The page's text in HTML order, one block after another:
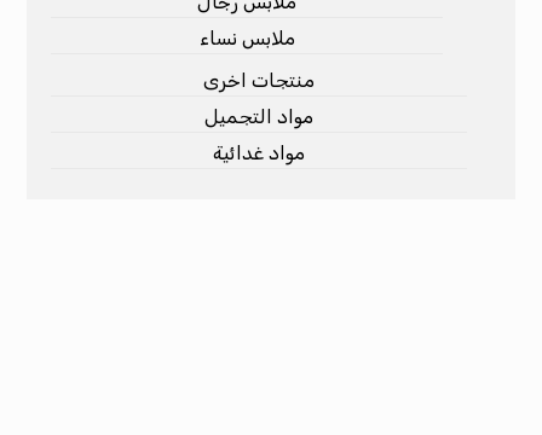
ملابس نساء
منتجات اخرى
مواد التجميل
مواد غدائية